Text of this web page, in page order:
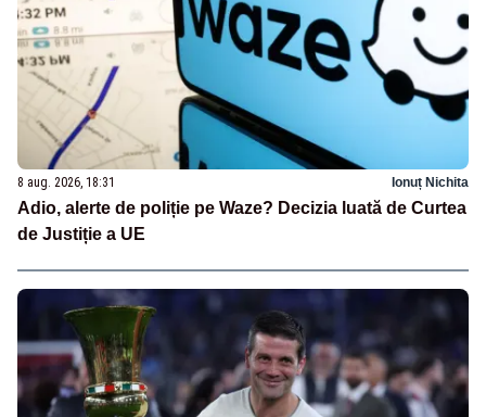
8 aug. 2026, 18:31 Ionuț Nichita
Adio, alerte de poliție pe Waze? Decizia luată de Curtea
de Justiție a UE